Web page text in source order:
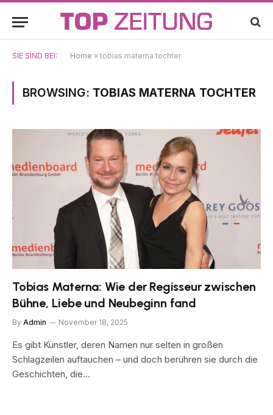
SIE SIND BEI: Home » tobias materna tochter
BROWSING: TOBIAS MATERNA TOCHTER
Tobias Materna: Wie der Regisseur zwischen
Bühne, Liebe und Neubeginn fand
By Admin November 18, 2025
Es gibt Künstler, deren Namen nur selten in großen
Schlagzeilen auftauchen – und doch berühren sie durch die
Geschichten, die…